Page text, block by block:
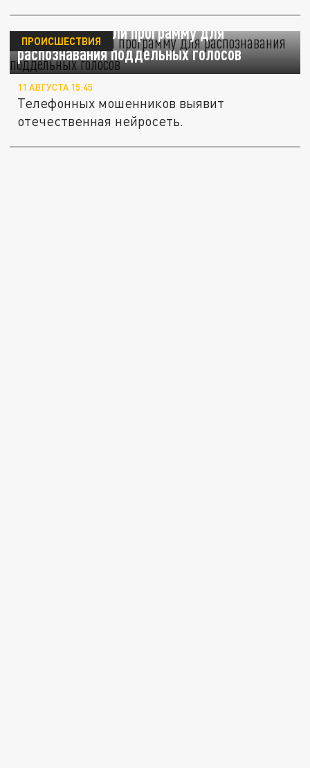
В России создали программу для
распознавания поддельных голосов
ПРОИСШЕСТВИЯ
11 АВГУСТА 15:45
Телефонных мошенников выявит
отечественная нейросеть.